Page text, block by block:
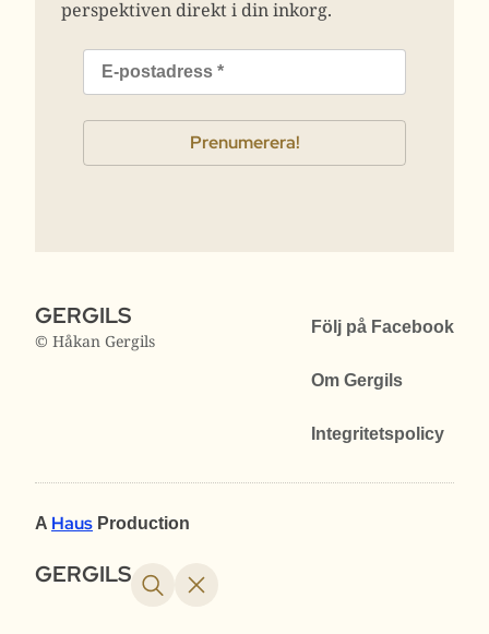
perspektiven direkt i din inkorg.
GERGILS
© Håkan Gergils
Följ på Facebook
Om Gergils
Integritetspolicy
A Haus Production
GERGILS